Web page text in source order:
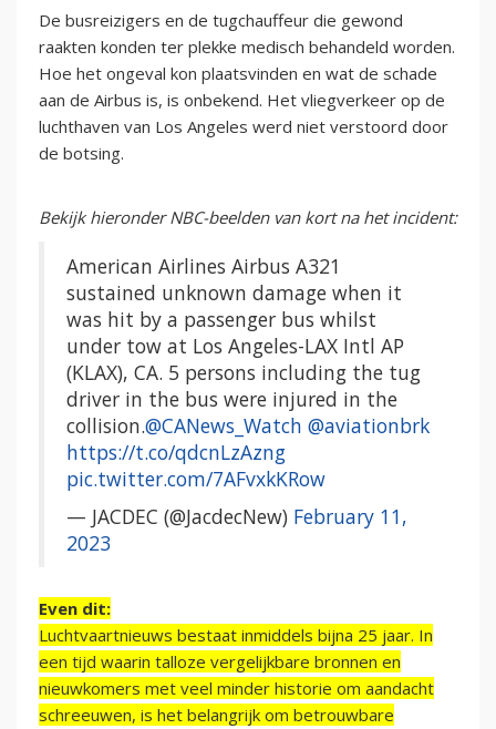
De busreizigers en de tugchauffeur die gewond
raakten konden ter plekke medisch behandeld worden.
Hoe het ongeval kon plaatsvinden en wat de schade
aan de Airbus is, is onbekend. Het vliegverkeer op de
luchthaven van Los Angeles werd niet verstoord door
de botsing.
Bekijk hieronder NBC-beelden van kort na het incident:
American Airlines Airbus A321
sustained unknown damage when it
was hit by a passenger bus whilst
under tow at Los Angeles-LAX Intl AP
(KLAX), CA. 5 persons including the tug
driver in the bus were injured in the
collision.@CANews_Watch @aviationbrk
https://t.co/qdcnLzAzng
pic.twitter.com/7AFvxkKRow
— JACDEC (@JacdecNew) February 11,
2023
Even dit:
Luchtvaartnieuws bestaat inmiddels bijna 25 jaar. In
een tijd waarin talloze vergelijkbare bronnen en
nieuwkomers met veel minder historie om aandacht
schreeuwen, is het belangrijk om betrouwbare